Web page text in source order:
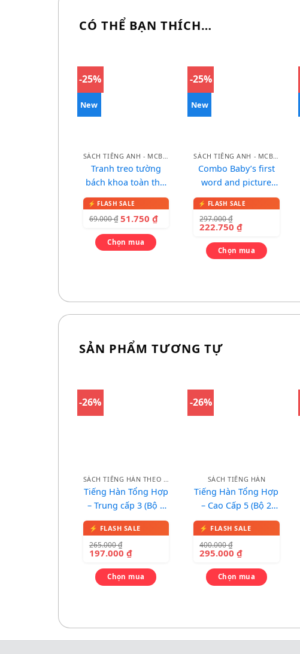
CÓ THỂ BẠN THÍCH…
-25%
New
Tranh treo tường
bách khoa toàn thư
cho bé
69.000₫ 51.750₫
Chọn mua
-25%
New
Combo Baby’s first
word and picture
dictionary – Từ điển
song ngữ qua tranh
cho bé
297.000₫
222.750₫
Chọn mua
SẢN PHẨM TƯƠNG TỰ
-26%
SÁCH TIẾNG HÀN THEO BỘ
Tiếng Hàn Tổng Hợp
– Trung cấp 3 (Bộ 2
cuốn Lý thuyết + Bài
tập)
265.000₫
197.000 ₫
Chọn mua
-26%
SÁCH TIẾNG HÀN
Tiếng Hàn Tổng Hợp
– Cao Cấp 5 (Bộ 2
cuốn Lý thuyết + Bài
tập) – In màu
400.000₫
295.000₫
Chọn mua